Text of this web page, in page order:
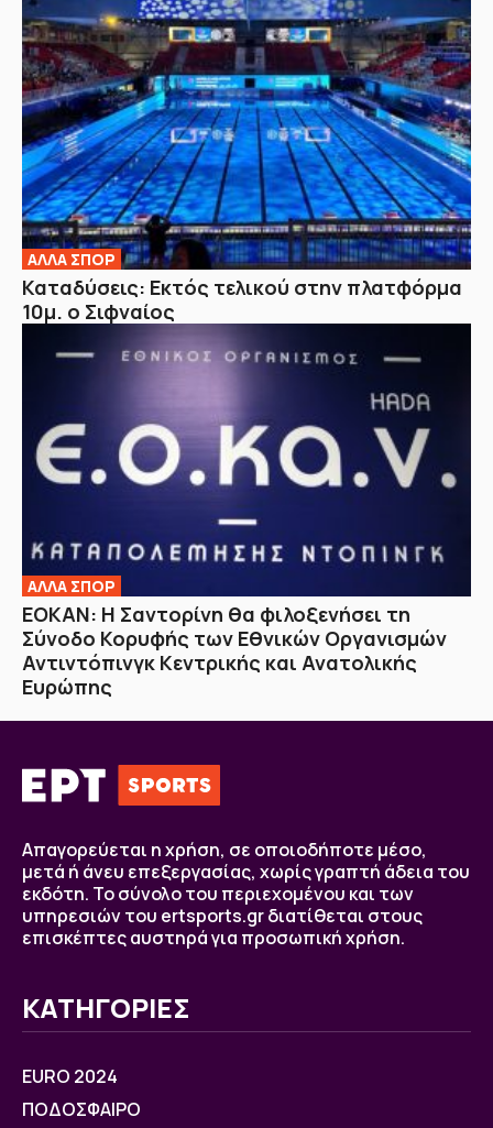
ΑΛΛΑ ΣΠΟΡ
Καταδύσεις: Εκτός τελικού στην πλατφόρμα
10μ. ο Σιφναίος
ΑΛΛΑ ΣΠΟΡ
ΕΟΚΑΝ: Η Σαντορίνη θα φιλοξενήσει τη
Σύνοδο Κορυφής των Εθνικών Οργανισμών
Αντιντόπινγκ Κεντρικής και Ανατολικής
Ευρώπης
Απαγορεύεται η χρήση, σε οποιοδήποτε μέσο,
μετά ή άνευ επεξεργασίας, χωρίς γραπτή άδεια του
εκδότη. Το σύνολο του περιεχομένου και των
υπηρεσιών του ertsports.gr διατίθεται στους
επισκέπτες αυστηρά για προσωπική χρήση.
ΚΑΤΗΓΟΡΙΕΣ
EURO 2024
ΠΟΔΟΣΦΑΙΡΟ